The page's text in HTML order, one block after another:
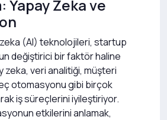
Yapay Zeka ve
(AI) teknolojileri, startup
değiştirici bir faktör haline
zeka, veri analitiği, müşteri
otomasyonu gibi birçok
iş süreçlerini iyileştiriyor.
etkilerini anlamak,